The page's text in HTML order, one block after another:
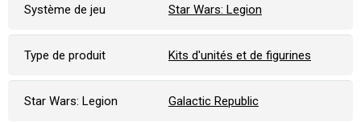
Système de jeu Star Wars: Legion
Type de produit Kits d'unités et de figurines
Star Wars: Legion Galactic Republic